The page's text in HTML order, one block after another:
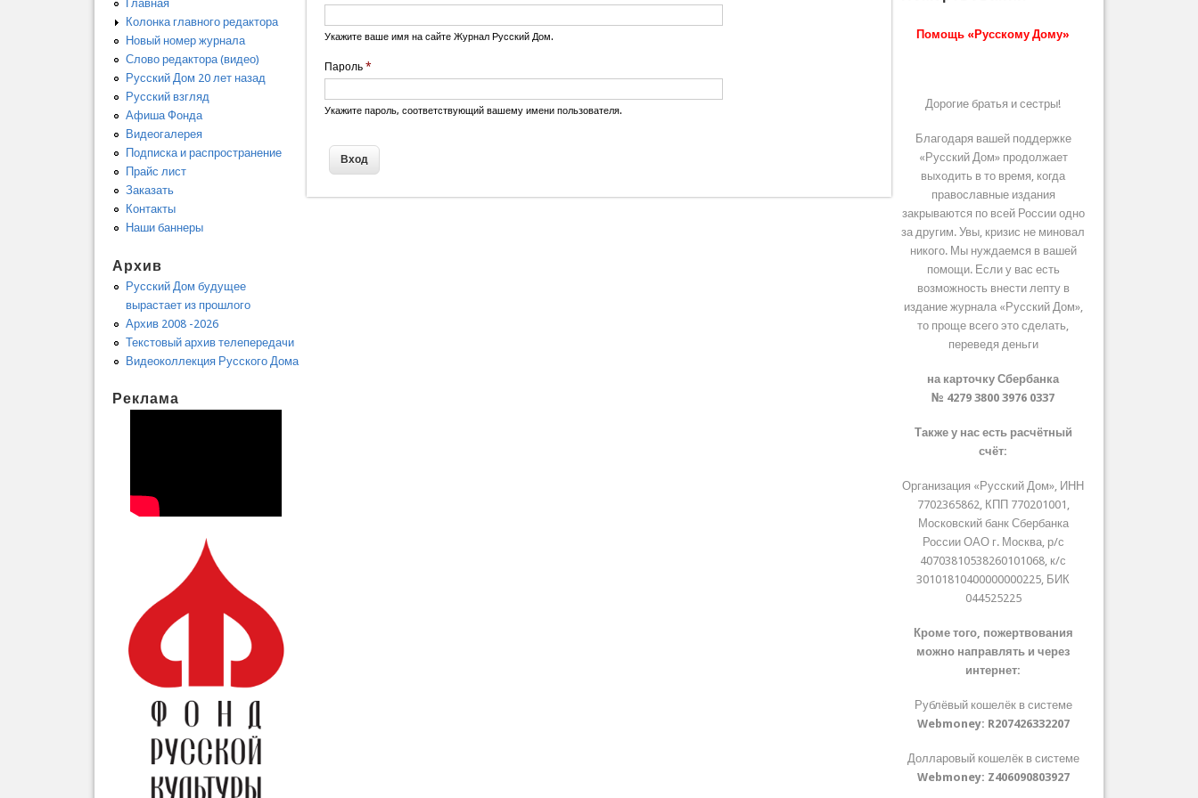
Укажите ваше имя на сайте Журнал Русский Дом.
Пароль*
Укажите пароль, соответствующий вашему имени пользователя.
Главная
Колонка главного редактора
Новый номер журнала
Слово редактора (видео)
Русский Дом 20 лет назад
Русский взгляд
Афиша Фонда
Видеогалерея
Подписка и распространение
Прайс лист
Заказать
Контакты
Наши баннеры
Архив
Русский Дом будущее
вырастает из прошлого
Архив 2008 -2026
Текстовый архив телепередачи
Видеоколлекция Русского Дома
Реклама
Помощь «Русскому Дому»
Дорогие братья и сестры!
Благодаря вашей поддержке
«Русский Дом» продолжает
выходить в то время, когда
православные издания
закрываются по всей России одно
за другим. Увы, кризис не миновал
никого. Мы нуждаемся в вашей
помощи. Если у вас есть
возможность внести лепту в
издание журнала «Русский Дом»,
то проще всего это сделать,
переведя деньги
на карточку Сбербанка
№ 4279 3800 3976 0337
Также у нас есть расчётный
счёт:
Организация «Русский Дом», ИНН
7702365862, КПП 770201001,
Московский банк Сбербанка
России ОАО г. Москва, р/с
40703810538260101068, к/с
30101810400000000225, БИК
044525225
Кроме того, пожертвования
можно направлять и через
интернет:
Рублёвый кошелёк в системе
Webmoney: R207426332207
Долларовый кошелёк в системе
Webmoney: Z406090803927